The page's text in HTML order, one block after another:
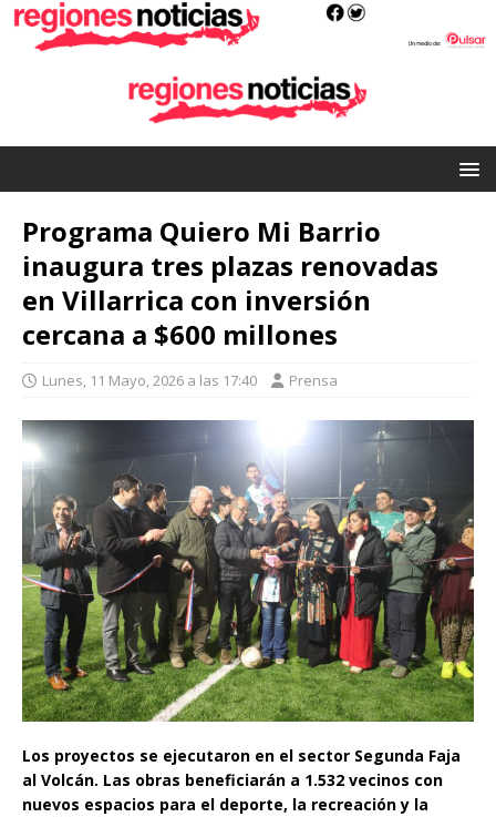
Programa Quiero Mi Barrio
inaugura tres plazas renovadas
en Villarrica con inversión
cercana a $600 millones
Lunes, 11 Mayo, 2026 a las 17:40 Prensa
Los proyectos se ejecutaron en el sector Segunda Faja
al Volcán. Las obras beneficiarán a 1.532 vecinos con
nuevos espacios para el deporte, la recreación y la